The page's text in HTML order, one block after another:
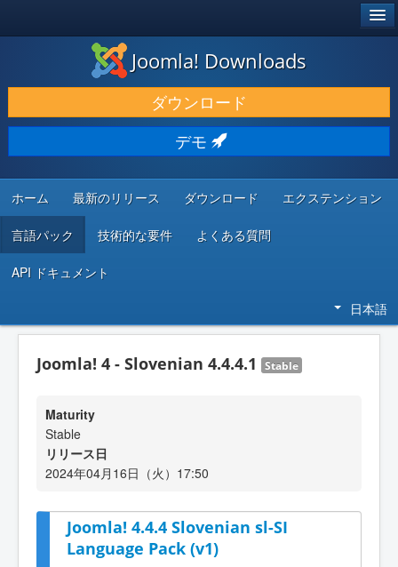
ダウンロードと機能拡張
発見と学び
コミュニティとサポート
開発者向けリソース
Joomla! Downloads
ダウンロード
デモ
ホーム 最新のリリース ダウンロード エクステンション
言語パック 技術的な要件 よくある質問
API ドキュメント
日本語
Joomla! 4 - Slovenian 4.4.4.1 Stable
Maturity
Stable
リリース日
2024年04月16日（火）17:50
Joomla! 4.4.4 Slovenian sl-SI
Language Pack (v1)